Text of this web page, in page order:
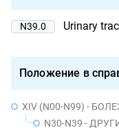
N39.0 Urinary
Положение в
XIV (N00-N99) -
N30-N39 -